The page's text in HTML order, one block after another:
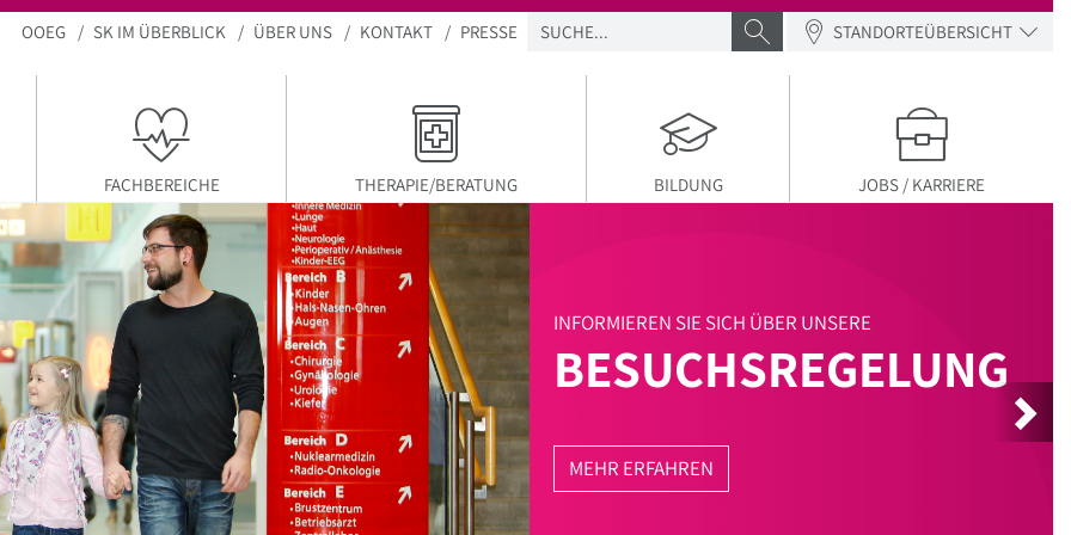
OOEG SK IM ÜBERBLICK ÜBER UNS KONTAKT PRESSE SUCHE SUCHE ABSENDEN
STANDORTEÜBERSICHT
MENÜPUNKT
FACHBEREICHE THERAPIE/BERATUNG BILDUNG JOBS / KARRIERE
INFORMIEREN SIE SICH ÜBER UNSERE
BESUCHSREGELUNG
MEHR ERFAHREN